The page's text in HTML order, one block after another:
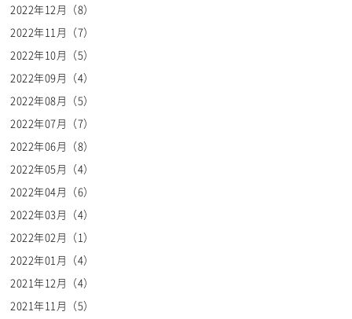
2022年12月（8）
2022年11月（7）
2022年10月（5）
2022年09月（4）
2022年08月（5）
2022年07月（7）
2022年06月（8）
2022年05月（4）
2022年04月（6）
2022年03月（4）
2022年02月（1）
2022年01月（4）
2021年12月（4）
2021年11月（5）